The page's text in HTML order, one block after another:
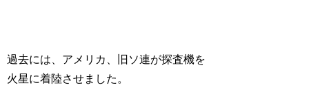
過去には、アメリカ、旧ソ連が探査機を
火星に着陸させました。